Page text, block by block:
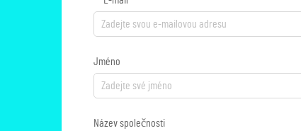
Jméno
Název společnosti